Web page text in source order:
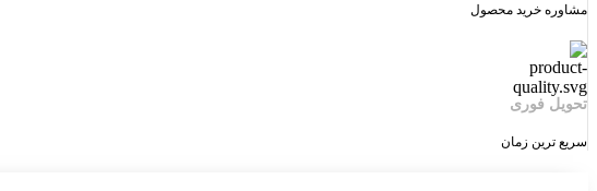
مشاوره خرید محصول
تحویل فوری
سریع ترین زمان